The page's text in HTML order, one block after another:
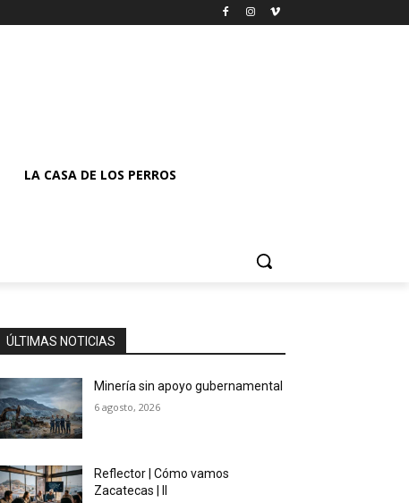
LA CASA DE LOS PERROS
ÚLTIMAS NOTICIAS
Minería sin apoyo gubernamental
6 agosto, 2026
Reflector | Cómo vamos
Zacatecas | II